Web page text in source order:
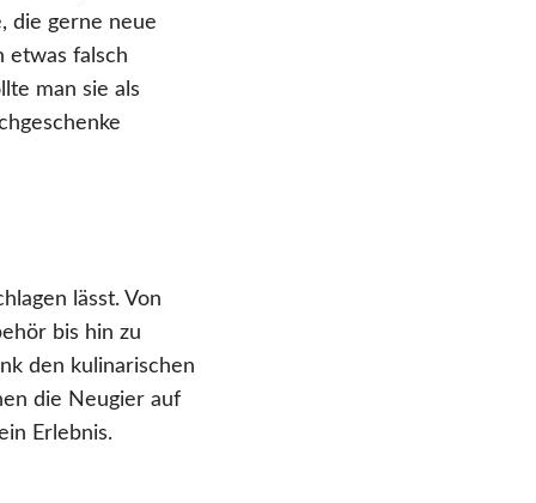
die gerne neue
etwas falsch
man sie als
lässt. Von
bis hin zu
den kulinarischen
die Neugier auf
Erlebnis.